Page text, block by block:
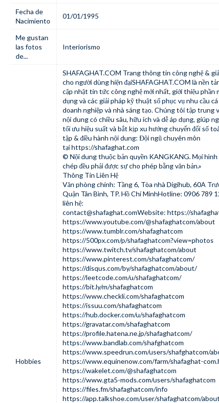
Fecha de
Nacimiento
01/01/1995
Me gustan
las fotos
de...
Interiorismo
Hobbies
SHAFAGHAT.COM Trang thông tin công nghệ &
cho người dùng hiện đạiSHAFAGHAT.COM là nền
cập nhật tin tức công nghệ mới nhất, giới thiệu phần
dụng và các giải pháp kỹ thuật số phục vụ nhu cầu
doanh nghiệp và nhà sáng tạo. Chúng tôi tập trung
nội dung có chiều sâu, hữu ích và dễ áp dụng, giúp
tối ưu hiệu suất và bắt kịp xu hướng chuyển đổi số
tập & điều hành nội dung: Đội ngũ chuyên môn
tạihttps://shafaghat.com
© Nội dung thuộc bản quyền KANGKANG. Mọi
chép đều phải được sự cho phép bằng văn bản.»
Thông Tin Liên Hệ
Văn phòng chính: Tầng 6, Tòa nhà Digihub, 60A
Quận Tân Bình, TP. Hồ Chí MinhHotline: 0906 789
liên hệ:
contact@shafaghat.comWebsite: https://
https://www.youtube.com/@shafaghatcom/about
https://www.tumblr.com/shafaghatcom
https://500px.com/p/shafaghatcom?view=photos
https://www.twitch.tv/shafaghatcom/about
https://www.pinterest.com/shafaghatcom/
https://disqus.com/by/shafaghatcom/about/
https://leetcode.com/u/shafaghatcom/
https://bit.ly/m/shafaghatcom
https://www.checkli.com/shafaghatcom
https://issuu.com/shafaghatcom
https://hub.docker.com/u/shafaghatcom
https://gravatar.com/shafaghatcom
https://profile.hatena.ne.jp/shafaghatcom/
https://www.bandlab.com/shafghatcom
https://www.speedrun.com/users/shafghatcom/
https://www.equinenow.com/farm/shafaghat-
https://wakelet.com/@shafaghatcom
https://www.gta5-mods.com/users/shafaghatcom
https://files.fm/shafaghatcom/info
https://app.talkshoe.com/user/shafaghatcom/